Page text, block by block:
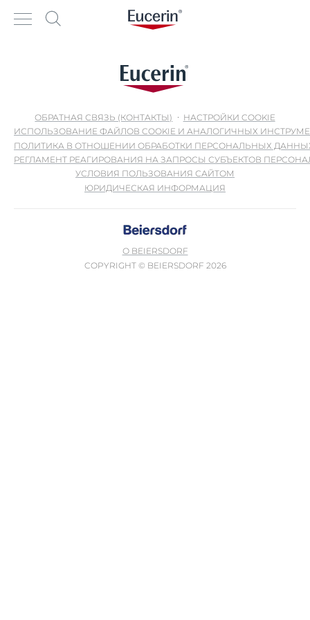
ОБРАТНАЯ СВЯЗЬ (КОНТАКТЫ)
НАСТРОЙКИ COOKIE
ИСПОЛЬЗОВАНИЕ ФАЙЛОВ COOKIE И АНАЛОГИЧНЫХ
ПОЛИТИКА В ОТНОШЕНИИ ОБРАБОТКИ ПЕРСОНАЛЬНЫХ
РЕГЛАМЕНТ РЕАГИРОВАНИЯ НА ЗАПРОСЫ СУБЪЕКТОВ
УСЛОВИЯ ПОЛЬЗОВАНИЯ САЙТОМ
ЮРИДИЧЕСКАЯ ИНФОРМАЦИЯ
О BEIERSDORF
COPYRIGHT © BEIERSDORF 2026